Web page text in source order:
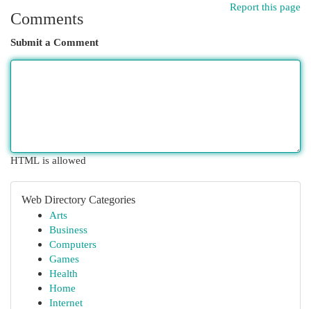
Report this page
Comments
Submit a Comment
HTML is allowed
Web Directory Categories
Arts
Business
Computers
Games
Health
Home
Internet